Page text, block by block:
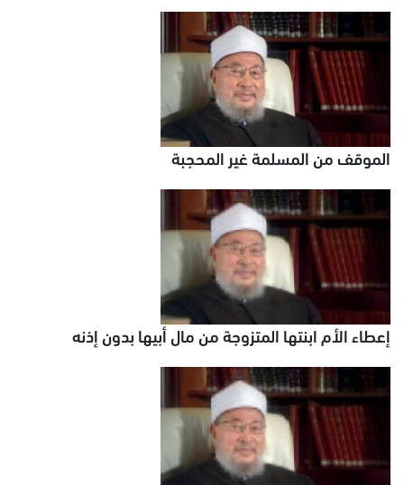
الموقف من المسلمة غير المحجبة
إعطاء الأم ابنتها المتزوجة من مال أبيها بدون إذنه